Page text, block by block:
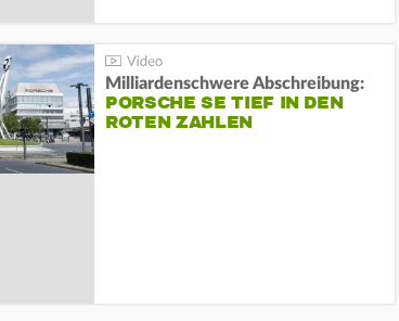
Milliardenschwere Abschreibung:
PORSCHE SE TIEF IN DEN
ROTEN ZAHLEN